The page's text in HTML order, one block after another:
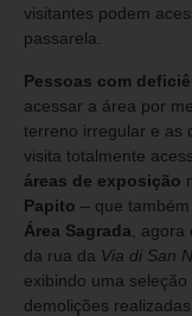
visitantes podem
passarela.
Pessoas com
acessar a área por
terreno irregular e as
visita totalmente
áreas de exposição
Papito – que
Área Sagrada ,
da rua da Via di San
exibindo uma
demolições